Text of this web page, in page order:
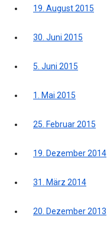
19. August 2015
30. Juni 2015
5. Juni 2015
1. Mai 2015
25. Februar 2015
19. Dezember 2014
31. März 2014
20. Dezember 2013